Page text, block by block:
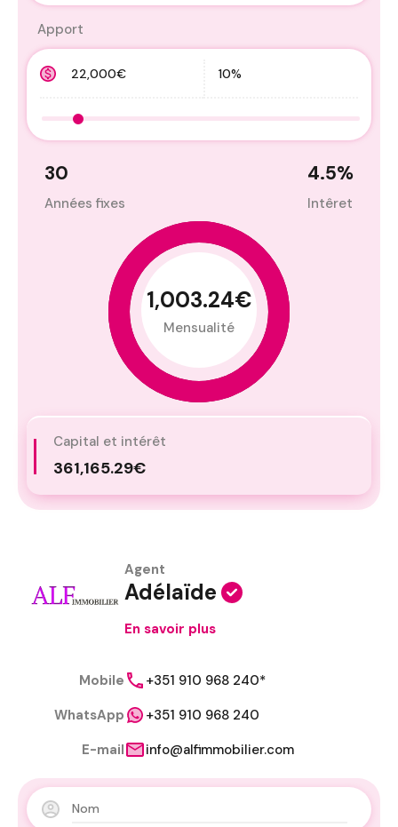
Apport
30
Années fixes
4.5%
Intêret
1,003.24€
Mensualité
Capital et intérêt
361,165.29€
Agent
Adélaïde
En savoir plus
Mobile
+351 910 968 240*
WhatsApp
+351 910 968 240
E-mail
info@alfimmobilier.com